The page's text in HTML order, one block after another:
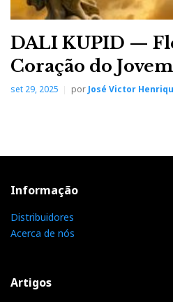
DALI KUPID —
Coração do
set 29, 2025 por José Victor
Informação
Distribuidores
Acerca de nós
Artigos